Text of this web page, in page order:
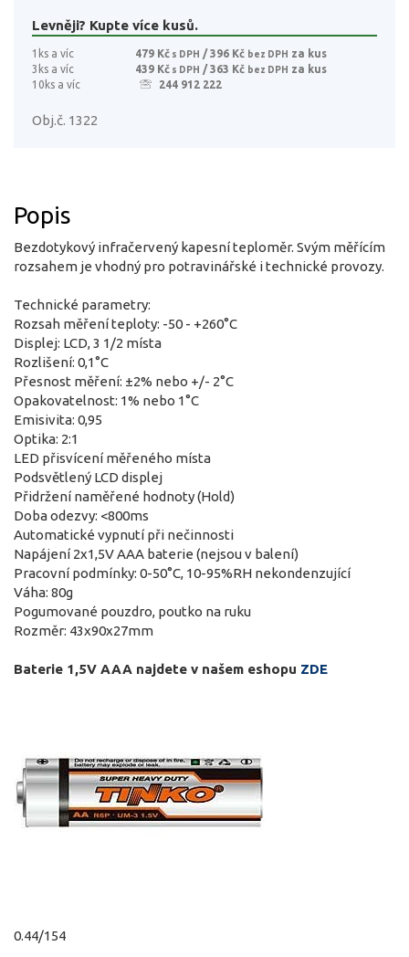
Levněji? Kupte více kusů.
1ks a víc 479 Kč s DPH / 396 Kč bez DPH za kus
3ks a víc
439 Kč s DPH / 363 Kč bez DPH za kus
10ks a víc
244 912 222
Obj.č. 1322
Popis
Bezdotykový infračervený kapesní teploměr. Svým měřícím
rozsahem je vhodný pro potravinářské i technické provozy.
Technické parametry:
Rozsah měření teploty: -50 - +260°C
Displej: LCD, 3 1/2 místa
Rozlišení: 0,1°C
Přesnost měření: ±2% nebo +/- 2°C
Opakovatelnost: 1% nebo 1°C
Emisivita: 0,95
Optika: 2:1
LED přisvícení měřeného místa
Podsvětlený LCD displej
Přidržení naměřené hodnoty (Hold)
Doba odezvy: <800ms
Automatické vypnutí při nečinnosti
Napájení 2x1,5V AAA baterie (nejsou v balení)
Pracovní podmínky: 0-50°C, 10-95%RH nekondenzující
Váha: 80g
Pogumované pouzdro, poutko na ruku
Rozměr: 43x90x27mm
Baterie 1,5V AAA najdete v našem eshopu ZDE
0.44/154